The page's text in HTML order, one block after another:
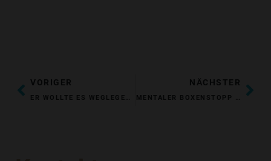
ZURÜCK
VORIGER NÄCHSTER